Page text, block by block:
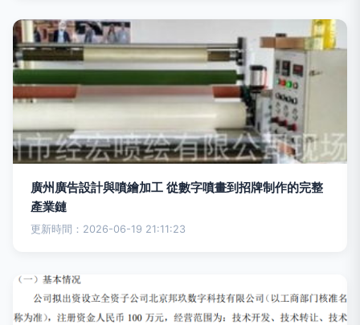
廣州廣告設計與噴繪加工 從數字噴畫到招牌制作的完整
產業鏈
更新時間：2026-06-19 21:11:23